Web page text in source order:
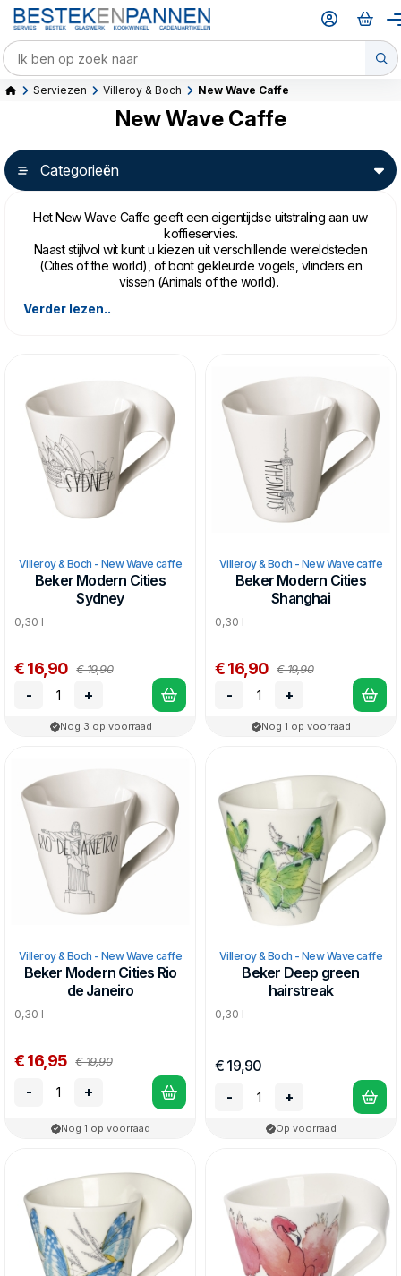
Serviezen Villeroy & Boch New Wave Caffe
New Wave Caffe
Categorieën
Het New Wave Caffe geeft een eigentijdse uitstraling aan uw
koffieservies.
Naast stijlvol wit kunt u kiezen uit verschillende wereldsteden
(Cities of the world), of bont gekleurde vogels, vlinders en
vissen (Animals of the world).
Alle delen zijn gemaakt van Villeroy&Boch's Premium
Verder lezen..
Villeroy & Boch - New Wave caffe
Beker Modern Cities
Sydney
0,30 l
€ 16,90 € 19,90
- +
Nog 3 op voorraad
Villeroy & Boch - New Wave caffe
Beker Modern Cities
Shanghai
0,30 l
€ 16,90 € 19,90
- +
Nog 1 op voorraad
Villeroy & Boch - New Wave caffe
Beker Modern Cities Rio
de Janeiro
0,30 l
€ 16,95 € 19,90
- +
Nog 1 op voorraad
Villeroy & Boch - New Wave caffe
Beker Deep green
hairstreak
0,30 l
€ 19,90
-
+
Op voorraad